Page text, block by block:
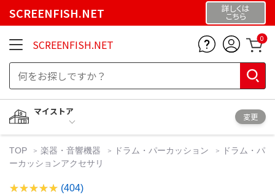
SCREENFISH.NET 詳しくは
こちら
SCREENFISH.NET 0
マイストア
変更
TOP 楽器・音響機器 ドラム・パーカッション
ドラム・パ
ーカッションアクセサリ
(404)